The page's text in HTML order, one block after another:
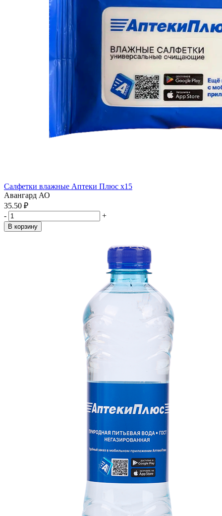
Салфетки влажные Аптеки Плюс x15
Авангард АО
35.50 ₽
-
+
В корзину